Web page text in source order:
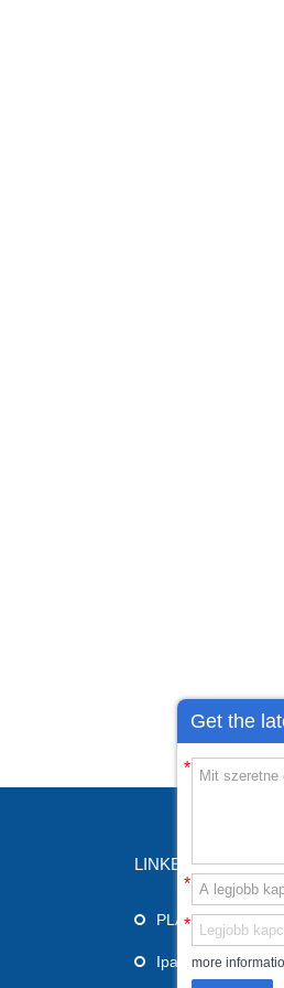
Get the
*
*
*
more
LINKEK
PLA 3D nyomtató
Ipari 3D nyomtató